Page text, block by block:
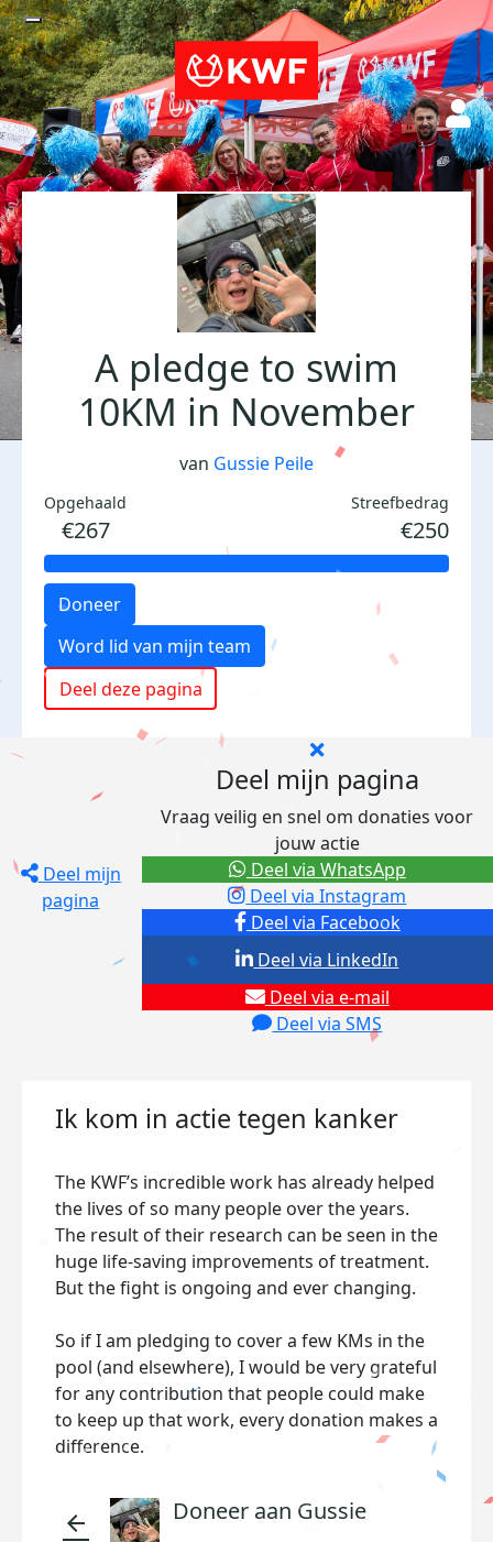
A pledge to swim
10KM in November
van Gussie Peile
Opgehaald
€267
Streefbedrag
€250
Doneer
Word lid van mijn team
Deel deze pagina
Deel mijn
pagina
Deel mijn pagina
Vraag veilig en snel om donaties voor
jouw actie
Deel via Facebook
Deel via Instagram
Deel via e-mail
Deel via SMS
Deel via LinkedIn
Deel via WhatsApp
Ik kom in actie tegen kanker
The KWF’s incredible work has already helped
the lives of so many people over the years.
The result of their research can be seen in the
huge life-saving improvements of treatment.
But the fight is ongoing and ever changing.
So if I am pledging to cover a few KMs in the
pool (and elsewhere), I would be very grateful
for any contribution that people could make
to keep up that work, every donation makes a
difference.
arrow_back Doneer aan Gussie